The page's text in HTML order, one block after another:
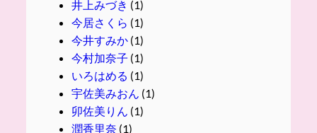
井上みづき (1)
今居さくら (1)
今井すみか(1)
今村加奈子 (1)
いろはめる (1)
宇佐美みおん (1)
卯佐美りん (1)
潤香里奈 (1)